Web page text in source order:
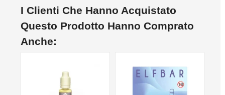
I Clienti Che Hanno Acquistato
Questo Prodotto Hanno Comprato
Anche: